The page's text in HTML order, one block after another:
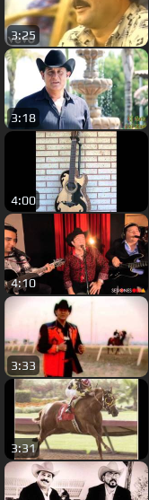
3:25
3:18
4:00
4:10
3:33
3:31